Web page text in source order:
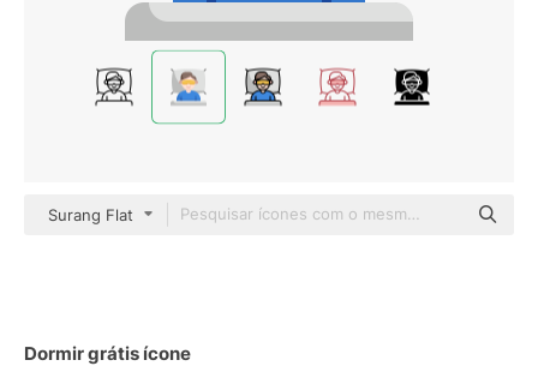
Surang Flat
Dormir grátis ícone